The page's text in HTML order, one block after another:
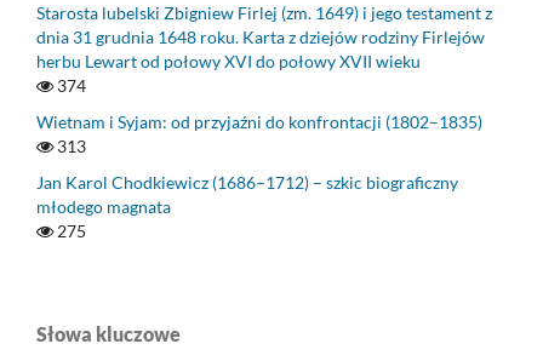
Starosta lubelski Zbigniew Firlej (zm. 1649) i jego testament z
dnia 31 grudnia 1648 roku. Karta z dziejów rodziny Firlejów
herbu Lewart od połowy XVI do połowy XVII wieku
374
Wietnam i Syjam: od przyjaźni do konfrontacji (1802–1835)
313
Jan Karol Chodkiewicz (1686–1712) – szkic biograficzny
młodego magnata
275
Słowa kluczowe